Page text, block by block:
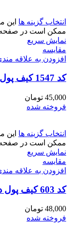
انتخاب گزینه ها این
ممکن است در
نمایش سریع
مقايسه
افزودن به علاقه
کد 1547 کیف پول کوچک طرح فانتزی
45,000 تومان
فروخته شده
انتخاب گزینه ها این
ممکن است در
نمایش سریع
مقايسه
افزودن به علاقه
کد 603 کیف پول دخترانه
48,000 تومان
فروخته شده